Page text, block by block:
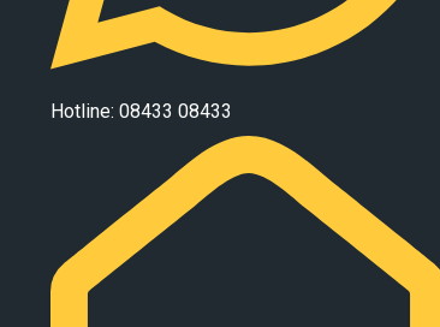
Hotline: 08433 08433